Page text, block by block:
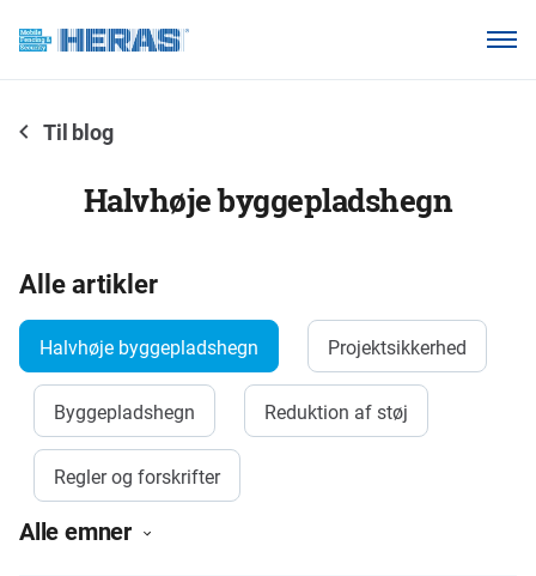
Hvorfor Heras Mobilhegn?
Vidensbase
Ring 7011 1207
Til blog
Halvhøje byggepladshegn
Alle artikler
Halvhøje byggepladshegn Projektsikkerhed
Byggepladshegn Reduktion af støj
Regler og forskrifter
Alle emner